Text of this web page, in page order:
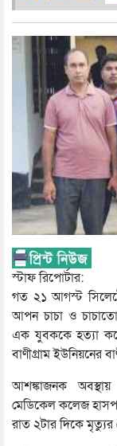
স্টাফ রিপোর্টার:
গত ২১ আগস্ট
আপন চাচা ও
এক যুবককে হত্যা
বাণীগ্রাম ইউনিয়নের
আশঙ্কাজনক
মেডিকেল কলেজ
রাত ২টার দিকে